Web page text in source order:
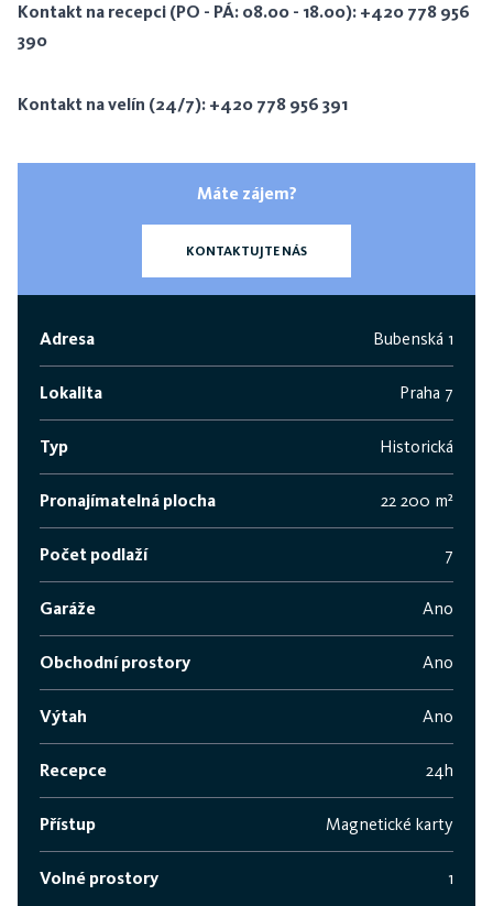
Kontakt na recepci (PO - PÁ: 08.00 - 18.00): +420 778 956
390
Kontakt na velín (24/7): +420 778 956 391
Máte zájem?
KONTAKTUJTE NÁS
Adresa Bubenská 1
Lokalita Praha 7
Typ Historická
Pronajímatelná plocha 22 200 m²
Počet podlaží 7
Garáže Ano
Obchodní prostory Ano
Výtah Ano
Recepce 24h
Přístup Magnetické karty
Volné prostory 1